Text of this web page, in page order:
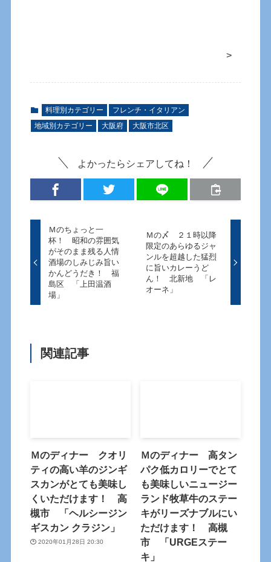
>
料理別カテゴリー
フレンチ・イタリアン
地域別カテゴリー
大阪府 大阪市北区
よかったらシェアしてね！
Ｍのちょっと一
杯！ 昭和の雰囲気
がそのまま残る人情
酒場のしみじみ旨い
かんどうだき！ 福
島区 「上田温酒
場」
Ｍの〆 ２１時以降
限定のあらゆるジャ
ンルを超越した猛烈
に旨いカレーうど
ん！ 北新地 「レ
オーネ」
関連記事
Ｍのディナー クオリ
ティの高い羊のジンギ
スカンがとても美味し
くいただけます！ 高
槻市 「ヘルシージン
ギスカン クラジン」
2020年01月28日 20:30
Ｍのディナー 高タン
パク低カロリーでとて
も美味しいニュージー
ランド牧草牛のステー
キがリーズナブルにい
ただけます！ 高槻
市 「URGEステー
キ」